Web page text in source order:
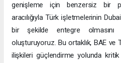
genişleme için benzersiz bir
aracılığıyla Türk işletmelerinin
bir şekilde entegre
oluşturuyoruz. Bu ortaklık, BAE ve
ilişkileri güçlendirme yolunda